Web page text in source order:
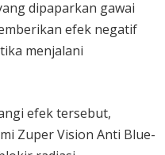
dipaparkan gawai
efek negatif
menjalani
efek tersebut,
Zuper Vision Anti Blue-